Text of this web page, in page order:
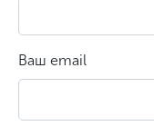
Ваш email